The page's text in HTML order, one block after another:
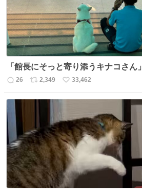
「館長にそっと寄り添うキナコさん」
返
数
26
リ
数
2,349
い
33,462